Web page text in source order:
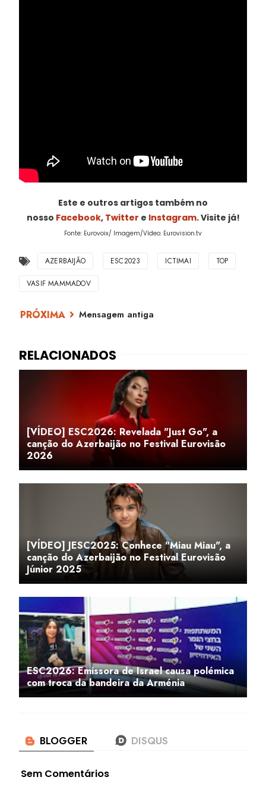
Este e outros artigos também no
nosso Facebook, Twitter e Instagram. Visite já!
Fonte: Eurovoix/ Imagem/Vídeo: Eurovision.tv
AZERBAIJÃO ESC2023 ICTIMAI TOP
VASIF MAMMADOV
Mensagem antiga
[VÍDEO] ESC2026: Revelada "Just Go", a
canção do Azerbaijão no Festival Eurovisão
2026
[VÍDEO] JESC2025: Conhece "Miau Miau", a
canção do Azerbaijão no Festival Eurovisão
Júnior 2025
ESC2026: Emissora de Israel causa polémica
com troca da bandeira da Arménia
Sem Comentários